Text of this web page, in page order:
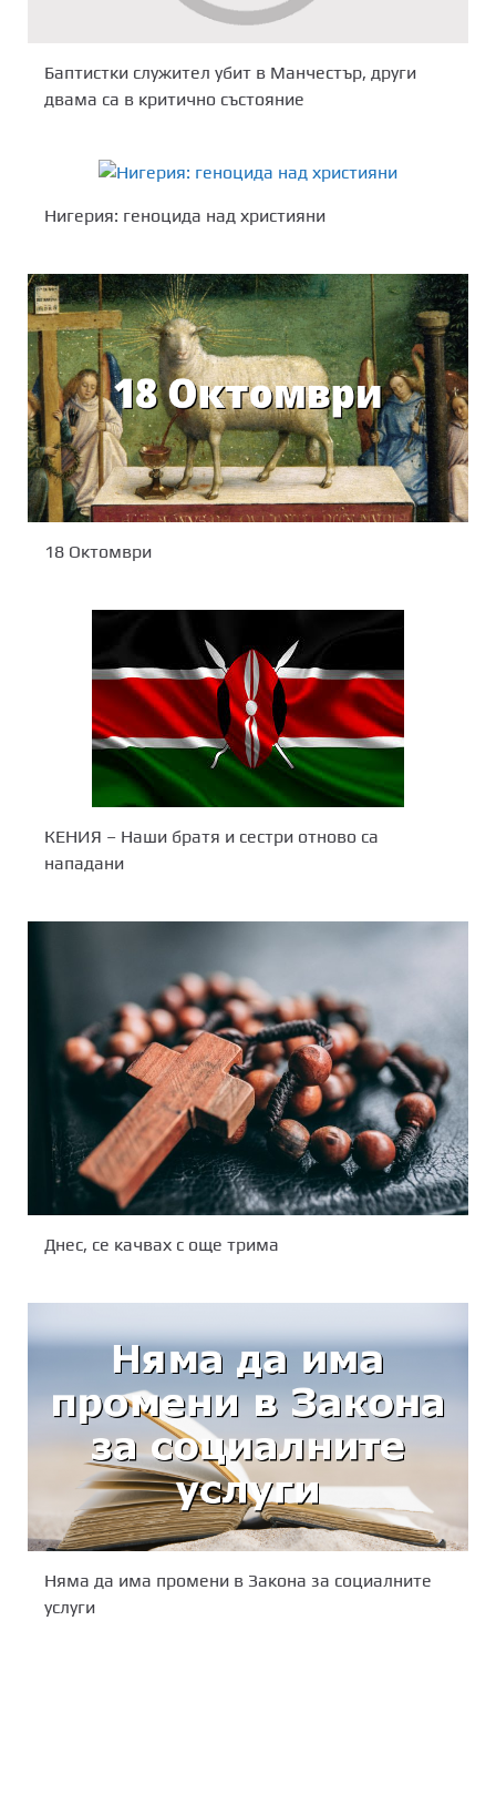
Баптистки служител убит в Манчестър, други
двама са в критично състояние
Нигерия: геноцида над християни
18 Октомври
КЕНИЯ – Наши братя и сестри отново са
нападани
Днес, се качвах с още трима
Няма да има промени в Закона за социалните
услуги